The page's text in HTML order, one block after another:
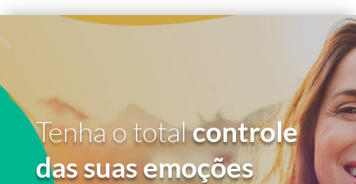
Tenha o totalcontrole
das suas emoções